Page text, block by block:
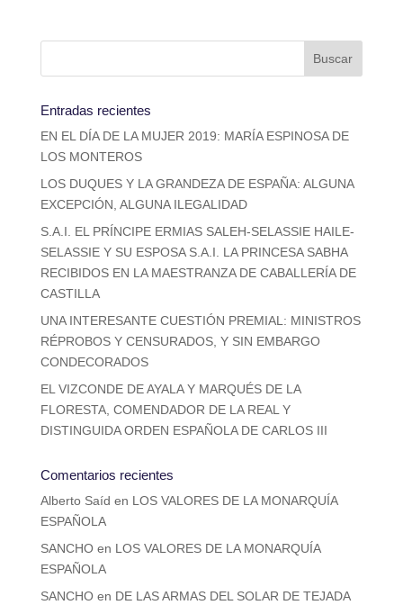
Entradas recientes
EN EL DÍA DE LA MUJER 2019: MARÍA ESPINOSA DE
LOS MONTEROS
LOS DUQUES Y LA GRANDEZA DE ESPAÑA: ALGUNA
EXCEPCIÓN, ALGUNA ILEGALIDAD
S.A.I. EL PRÍNCIPE ERMIAS SALEH-SELASSIE HAILE-
SELASSIE Y SU ESPOSA S.A.I. LA PRINCESA SABHA
RECIBIDOS EN LA MAESTRANZA DE CABALLERÍA DE
CASTILLA
UNA INTERESANTE CUESTIÓN PREMIAL: MINISTROS
RÉPROBOS Y CENSURADOS, Y SIN EMBARGO
CONDECORADOS
EL VIZCONDE DE AYALA Y MARQUÉS DE LA
FLORESTA, COMENDADOR DE LA REAL Y
DISTINGUIDA ORDEN ESPAÑOLA DE CARLOS III
Comentarios recientes
Alberto Saíd en LOS VALORES DE LA MONARQUÍA
ESPAÑOLA
SANCHOen LOS VALORES DE LA MONARQUÍA
ESPAÑOLA
SANCHOen DE LAS ARMAS DEL SOLAR DE TEJADA